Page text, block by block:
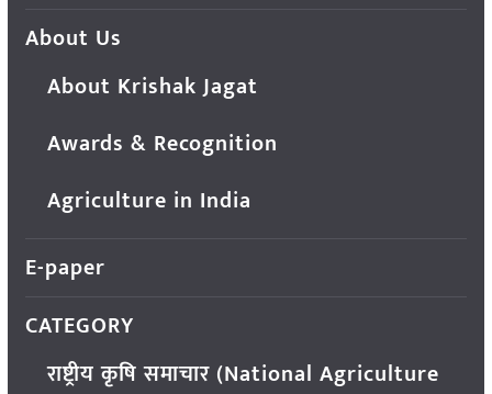
About Us
About Krishak Jagat
Awards & Recognition
Agriculture in India
E-paper
CATEGORY
राष्ट्रीय कृषि समाचार (National Agriculture